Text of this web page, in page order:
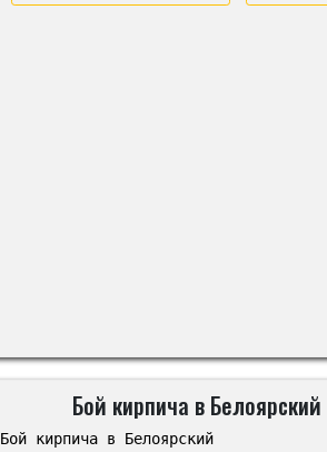
Бой кирпича в
Бой кирпича в Белоярский